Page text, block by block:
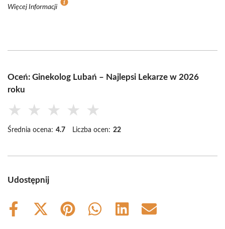
Więcej Informacji
Oceń: Ginekolog Lubań – Najlepsi Lekarze w 2026
roku
★ ★ ★ ★ ★
Średnia ocena: 4.7 Liczba ocen: 22
Udostępnij
Share
Share
Share
Share
Share
Share